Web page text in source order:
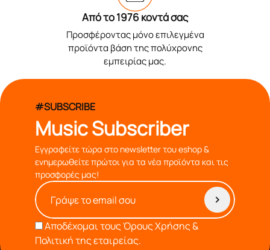
Από το 1976 κοντά σας
Προσφέροντας μόνο επιλεγμένα
προϊόντα βάση της πολύχρονης
εμπειρίας μας.
#SUBSCRIBE
Music Subscriber
Εγγραφείτε τώρα στο newsletter του eshop &
ενημερωθείτε πρώτοι για τα νέα προϊόντα και τις
προσφορές μας!
Αποδέχομαι τουςΌρους Χρήσης &
Πολιτική της εταιρείας.